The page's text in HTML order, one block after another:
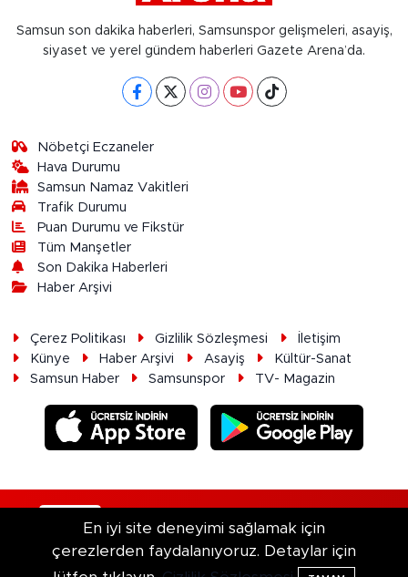
Samsun son dakika haberleri, Samsunspor gelişmeleri, asayiş,
siyaset ve yerel gündem haberleri Gazete Arena’da.
Nöbetçi Eczaneler
Hava Durumu
Samsun Namaz Vakitleri
Trafik Durumu
Puan Durumu ve Fikstür
Tüm Manşetler
Son Dakika Haberleri
Haber Arşivi
Çerez Politikası Gizlilik Sözleşmesi
İletişim
Künye
Haber Arşivi Asayiş
Kültür-Sanat
Samsun Haber
Samsunspor TV- Magazin
En iyi site deneyimi sağlamak için
çerezlerden faydalanıyoruz. Detaylar için